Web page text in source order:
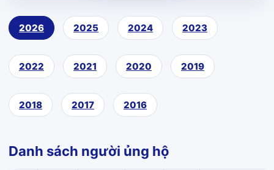
2026 2025 2024 2023
2022 2021 2020 2019
2018 2017 2016
Danh sách người ủng hộ